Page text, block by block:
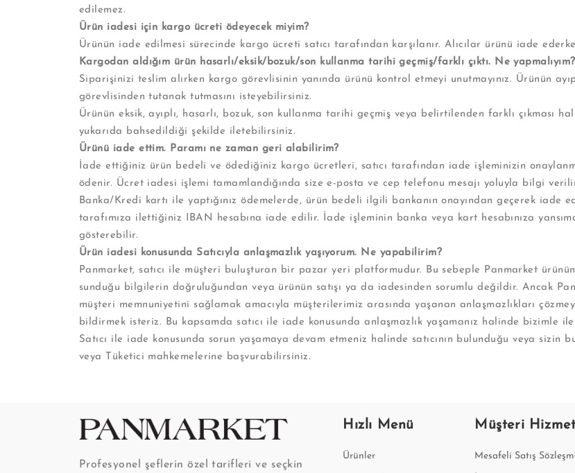
edilemez.
Ürün iadesi için kargo ücreti ödeyecek miyim?
Ürünün iade edilmesi sürecinde kargo ücreti satıcı tarafından karşılanır. Alıcılar ürünü iade
Kargodan aldığım ürün hasarlı/eksik/bozuk/son kullanma tarihi geçmiş/farklı çıktı. Ne yapmalıyım?
Siparişinizi teslim alırken kargo görevlisinin yanında ürünü kontrol etmeyi unutmayınız. Ürünün
görevlisinden tutanak tutmasını isteyebilirsiniz.
Ürünün eksik, ayıplı, hasarlı, bozuk, son kullanma tarihi geçmiş veya belirtilenden farklı
yukarıda bahsedildiği şekilde iletebilirsiniz.
Ürünü iade ettim. Paramı ne zaman geri alabilirim?
İade ettiğiniz ürün bedeli ve ödediğiniz kargo ücretleri, satıcı tarafından iade işleminizin
ödenir. Ücret iadesi işlemi tamamlandığında size e-posta ve cep telefonu mesajı yoluyla bilgi
Banka/Kredi kartı ile yaptığınız ödemelerde, ürün bedeli ilgili bankanın onayından geçerek iade
tarafımıza ilettiğiniz IBAN hesabına iade edilir. İade işleminin banka veya kart hesabınıza
gösterebilir.
Ürün iadesi konusunda Satıcıyla anlaşmazlık yaşıyorum. Ne yapabilirim?
Panmarket, satıcı ile müşteri buluşturan bir pazar yeri platformudur. Bu sebeple Panmarket
sunduğu bilgilerin doğruluğundan veya ürünün satışı ya da iadesinden sorumlu değildir. Ancak
müşteri memnuniyetini sağlamak amacıyla müşterilerimiz arasında yaşanan anlaşmazlıkları
bildirmek isteriz. Bu kapsamda satıcı ile iade konusunda anlaşmazlık yaşamanız halinde bizimle
Satıcı ile iade konusunda sorun yaşamaya devam etmeniz halinde satıcının bulunduğu veya sizin
veya Tüketici mahkemelerine başvurabilirsiniz.
Profesyonel şeflerin özel tarifleri ve seçkin
Hızlı Menü
Ürünler
Müşteri
Mesafeli Satış